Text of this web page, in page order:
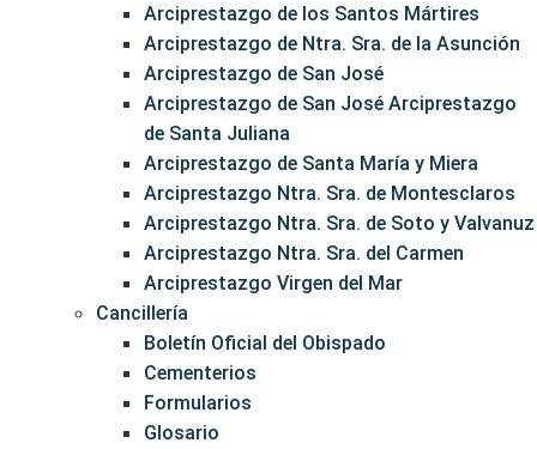
Arciprestazgo de los Santos Mártires
Arciprestazgo de Ntra. Sra. de la Asunción
Arciprestazgo de San José
Arciprestazgo de San José Arciprestazgo
de Santa Juliana
Arciprestazgo de Santa María y Miera
Arciprestazgo Ntra. Sra. de Montesclaros
Arciprestazgo Ntra. Sra. de Soto y Valvanuz
Arciprestazgo Ntra. Sra. del Carmen
Arciprestazgo Virgen del Mar
Cancillería
Boletín Oficial del Obispado
Cementerios
Formularios
Glosario